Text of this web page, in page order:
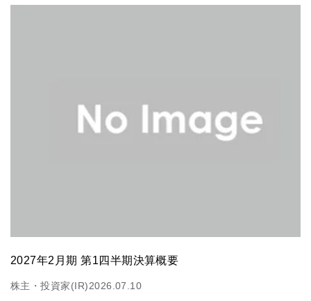
2027年2月期 第1四半期決算概要
株主・投資家(IR)2026.07.10